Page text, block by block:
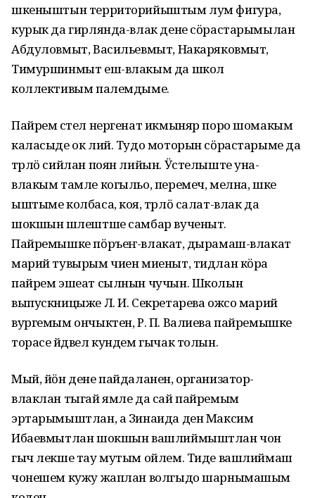
шкеныштын территорийыштым лум фигура,
курык да гирлянда-влак дене сӧрастарымылан
Абдуловмыт, Васильевмыт, Накаряковмыт,
Тимуршинмыт еш-влакым да школ
коллективым палемдыме.
Пайрем ӱстел нергенат икмыняр поро шомакым
каласыде ок лий. Тудо моторын сӧрастарыме да
тӱрлӧ сийлан поян лийын. Ӱстелыште уна-
влакым тамле когыльо, перемеч, мелна, шке
ыштыме колбаса, коя, тӱрлӧ салат-влак да
шокшын шӱлештше самбар вученыт.
Пайремышке пӧръеҥ-влакат, ӱдырамаш-влакат
марий тувырым чиен миеныт, тидлан кӧра
пайрем эшеат сылнын чучын. Школын
выпускницыже Л. И. Секретарева ожсо марий
вургемым ончыктен, Р. П. Валиева пайремышке
торасе йӱдвел кундем гычак толын.
Мый, йӧн дене пайдаланен, организатор-
влаклан тыгай ямле да сай пайремым
эртарымыштлан, а Зинаида ден Максим
Ибаевмытлан шокшын вашлиймыштлан чон
гыч лекше тау мутым ойлем. Тиде вашлиймаш
чонешем кужу жаплан волгыдо шарнымашым